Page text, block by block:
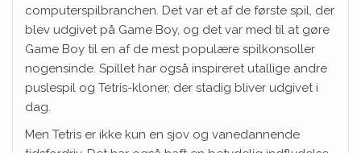
computerspilbranchen. Det var et af de første spil, der
blev udgivet på Game Boy, og det var med til at gøre
Game Boy til en af de mest populære spilkonsoller
nogensinde. Spillet har også inspireret utallige andre
puslespil og Tetris-kloner, der stadig bliver udgivet i
dag.
Men Tetris er ikke kun en sjov og vanedannende